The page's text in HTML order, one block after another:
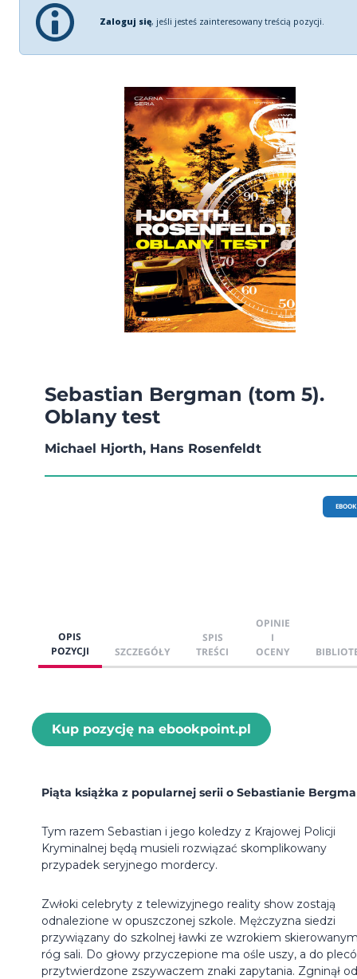
Zaloguj się, jeśli jesteś zainteresowany treścią pozycji.
Sebastian Bergman (tom 5).
Oblany test
Michael Hjorth, Hans Rosenfeldt
EBOOK
OPIS
POZYCJI
SZCZEGÓŁY
SPIS
TREŚCI
OPINIE
I
OCENY
Kup pozycję na ebookpoint.pl
Piąta książka z popularnej serii o Sebastianie
Tym razem Sebastian i jego koledzy z Krajowej Policji
Kryminalnej będą musieli rozwiązać skomplikowany
przypadek seryjnego mordercy.
Zwłoki celebryty z telewizyjnego reality show zostają
odnalezione w opuszczonej szkole. Mężczyzna siedzi
przywiązany do szkolnej ławki ze wzrokiem
róg sali. Do głowy przyczepione ma ośle uszy, a do
przytwierdzone zszywaczem znaki zapytania. Zgninął od